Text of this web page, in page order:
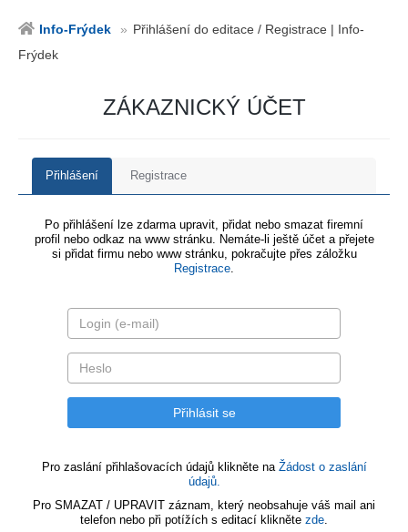
Info-Frýdek
Přihlášení do editace / Registrace | Info-
Frýdek
ZÁKAZNICKÝ ÚČET
Přihlášení Registrace
Po přihlášení lze zdarma upravit, přidat nebo smazat firemní
profil nebo odkaz na www stránku. Nemáte-li ještě účet a přejete
si přidat firmu nebo www stránku, pokračujte přes záložku
Registrace.
Pro zaslání přihlašovacích údajů klikněte na Žádost o zaslání
údajů.
Pro SMAZAT / UPRAVIT záznam, který neobsahuje váš mail ani
telefon nebo při potížích s editací klikněte zde.